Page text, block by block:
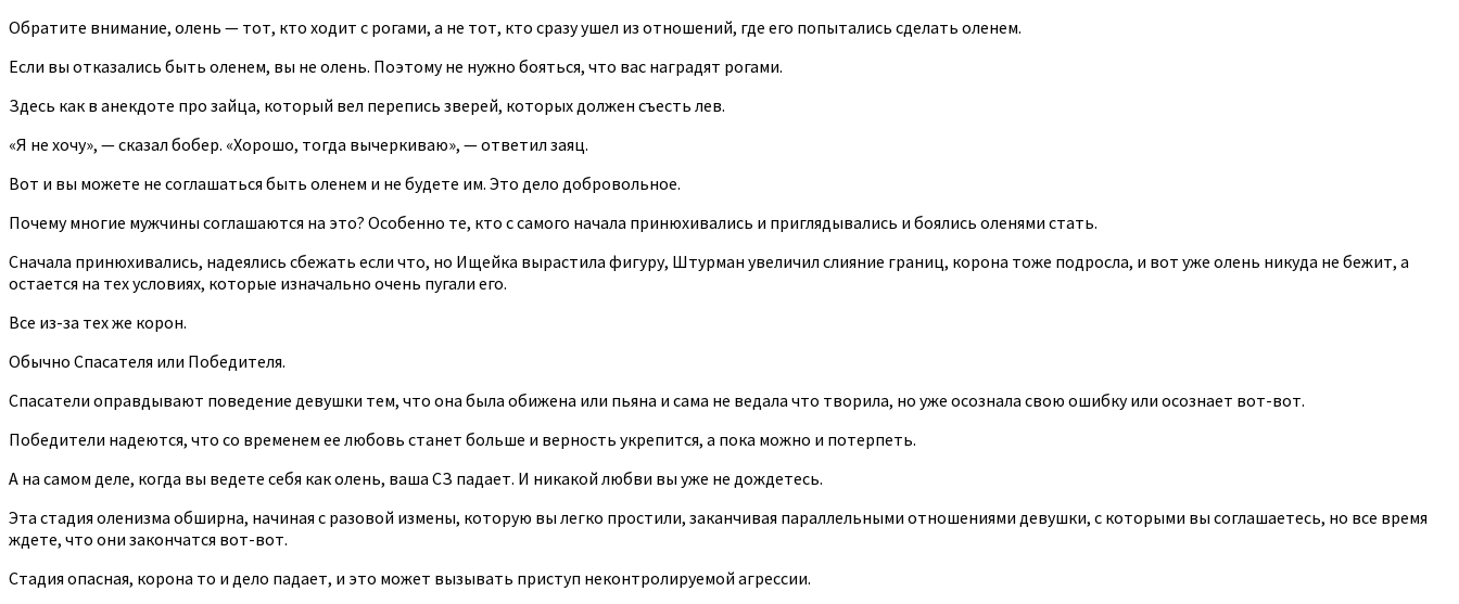
Обратите внимание, олень — тот, кто ходит с рогами, а не тот, кто сразу ушел из отношений, где его попытались сделать оленем.
Если вы отказались быть оленем, вы не олень. Поэтому не нужно бояться, что вас наградят рогами.
Здесь как в анекдоте про зайца, который вел перепись зверей, которых должен съесть лев.
«Я не хочу», — сказал бобер. «Хорошо, тогда вычеркиваю», — ответил заяц.
Вот и вы можете не соглашаться быть оленем и не будете им. Это дело добровольное.
Почему многие мужчины соглашаются на это? Особенно те, кто с самого начала принюхивались и приглядывались и боялись оленями стать.
Сначала принюхивались, надеялись сбежать если что, но Ищейка вырастила фигуру, Штурман увеличил слияние границ, корона тоже подросла, и вот уже олень никуда не бежит, а
остается на тех условиях, которые изначально очень пугали его.
Все из-за тех же корон.
Обычно Спасателя или Победителя.
Спасатели оправдывают поведение девушки тем, что она была обижена или пьяна и сама не ведала что творила, но уже осознала свою ошибку или осознает вот-вот.
Победители надеются, что со временем ее любовь станет больше и верность укрепится, а пока можно и потерпеть.
А на самом деле, когда вы ведете себя как олень, ваша СЗ падает. И никакой любви вы уже не дождетесь.
Эта стадия оленизма обширна, начиная с разовой измены, которую вы легко простили, заканчивая параллельными отношениями девушки, с которыми вы соглашаетесь, но все время
ждете, что они закончатся вот-вот.
Стадия опасная, корона то и дело падает, и это может вызывать приступ неконтролируемой агрессии.